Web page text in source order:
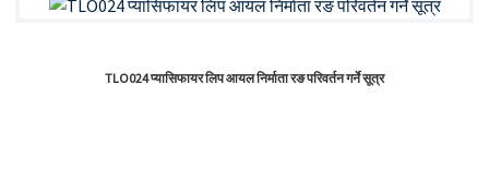
TLO024 प्यासिफायर लिप आयल निर्माता रङ परिवर्तन गर्ने सूत्र